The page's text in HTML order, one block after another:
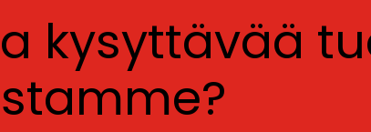
kysyttävää